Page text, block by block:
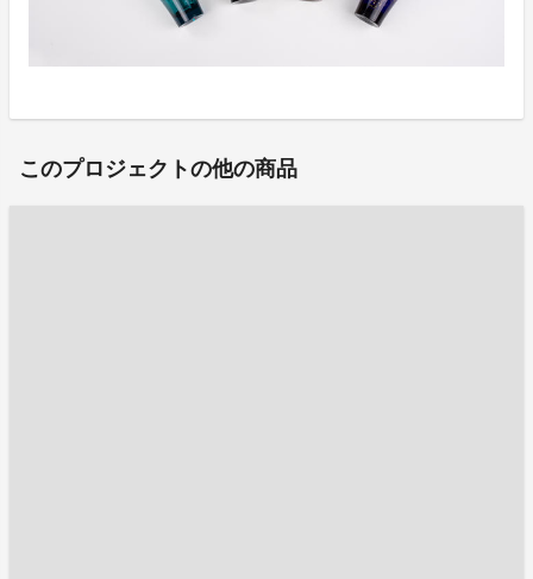
このプロジェクトの他の商品